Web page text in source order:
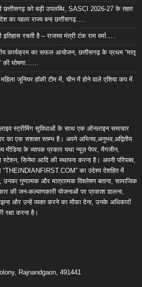
छत्तीसगढ़ को बड़ी उपलब्धि, SASCI 2026-27 के तहत
देश का पहला राज्य बना छत्तीसगढ़….
रचती है – राजस्व मंत्री टंक राम वर्मा…..
कार्यक्रम का सफल आयोजन, छत्तीसगढ़ के प्रथम “मातृ
की घोषणा……
जूनियर हॉकी टीम में, चीन में होने वाले एशिया कप में
स्ट्रीमिंग सुविधाओं के साथ एक ऑनलाइन समाचार
का एक सशक्त स्तम्भ है। अपने अभिनव,अनुभव,अद्वितीय
मीडिया के व्यापक प्रकार यथा न्यूज़ पेपर, मैगजीन,
स्टेशन, सिनेमा आदि की स्थापना करना है। अपनी परिपक्व,
“THEINDIANFIRST.COM” का उद्देश्य देशहित में
गुणात्मक और मात्रात्मक विश्लेषण बताना, सामाजिक
की जन-कल्याणकारी योजनाओं पर प्रकाश डालना,
और उन्हें व्यक्त करने का मौका देना, उनके अधिकारों
करना है।
Rajnandgaon, 491441